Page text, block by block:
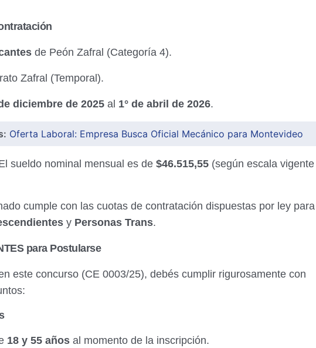
de Peón Zafral (Categoría 4).
Zafral (Temporal).
diciembre de 2025 al 1° de abril de 2026.
Oferta Laboral: Empresa Busca Oficial Mecánico para Montevideo
sueldo nominal mensual es de $46.515,55 (según escala vigente
cumple con las cuotas de contratación dispuestas por ley para
y Personas Trans.
para Postularse
este concurso (CE 0003/25), debés cumplir rigurosamente con
18 y 55 años al momento de la inscripción.